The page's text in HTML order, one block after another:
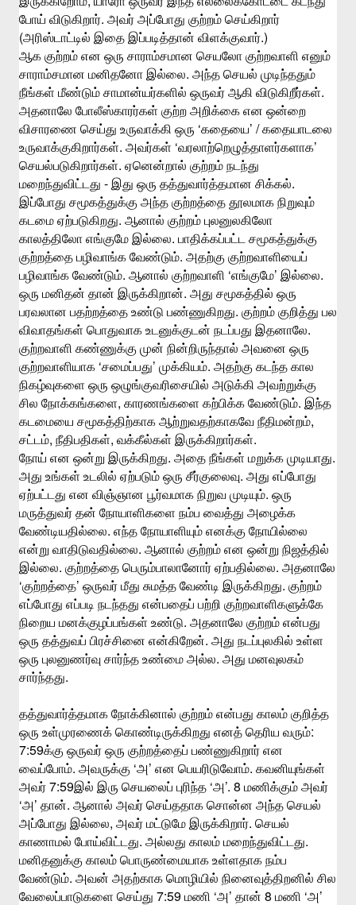
போய் விடுகிறார். அவர் அப்போது குற்றம் செய்கிறார்
(அரிஸ்டாட்டில் இதை இப்படித்தான் விளக்குவார்.)
ஆக குற்றம் என ஒரு சாராம்சமான செயலோ குற்றவாளி எனும்
சாராம்சமான மனிதனோ இல்லை. அந்த செயல் முடிந்ததும்
நீங்கள் மீண்டும் சாமான்யர்களில் ஒருவர் ஆகி விடுகிறீர்கள்.
அதனாலே போலீஸ்காரர்கள் குற்ற அறிக்கை என ஒன்றை
விசாரணை செய்து உருவாக்கி ஒரு ‘கதையை’ /கதையாடலை
உருவாக்குகிறார்கள். அவர்கள் ‘வரலாற்றெழுத்தாளர்களாக’
செயல்படுகிறார்கள். ஏனென்றால் குற்றம் நடந்து
மறைந்துவிட்டது - இது ஒரு தத்துவார்த்தமான சிக்கல்.
இப்போது சமூகத்துக்கு அந்த குற்றத்தை தூலமாக நிறுவும்
கடமை ஏற்படுகிறது. ஆனால் குற்றம் புலனுலகிலோ
காலத்திலோ எங்குமே இல்லை. பாதிக்கப்பட்ட
சமூகத்துக்கு
குற்றத்தை பழிவாங்க வேண்டும். அதற்கு குற்றவாளியைப்
பழிவாங்க வேண்டும். ஆனால் குற்றவாளி ‘எங்குமே’ இல்லை.
ஒரு மனிதன் தான் இருக்கிறான். அது சமூகத்தில் ஒரு
பரவலான பதற்றத்தை உண்டு பண்ணுகிறது. குற்றம் குறித்து பல
விவாதங்கள் பொதுவாக உடனுக்குடன் நடப்பது இதனாலே.
குற்றவாளி கண்ணுக்கு முன் நின்றிருந்தால் அவனை ஒரு
குற்றவாளியாக ‘சமைப்பது’ முக்கியம். அதற்கு கடந்த கால
நிகழ்வுகளை ஒரு ஒழுங்குவரிசையில் அடுக்கி அவற்றுக்கு
சில நோக்கங்களை, காரணங்களை கற்பிக்க வேண்டும். இந்த
கடமையை சமூகத்திற்காக ஆற்றுவதற்காகவே நீதிமன்றம்,
சட்டம், நீதிபதிகள், வக்கீல்கள் இருக்கிறார்கள்.
நோய் என ஒன்று இருக்கிறது. அதை நீங்கள் மறுக்க முடியாது.
அது உங்கள் உடலில் ஏற்படும் ஒரு சீர்குலைவு. அது எப்போது
ஏற்பட்டது என விஞ்ஞான பூர்வமாக நிறுவ முடியும். ஒரு
மருத்துவர் தன் நோயாளிகளை நம்ப வைத்து அழைக்க
வேண்டியதில்லை. எந்த நோயாளியும் எனக்கு நோயில்லை
என்று வாதிடுவதில்லை. ஆனால் குற்றம் என ஒன்று நிஜத்தில்
இல்லை. குற்றத்தை பெரும்பாலானோர் ஏற்பதில்லை. அதனாலே
‘குற்றத்தை’ ஒருவர் மீது சுமத்த வேண்டி இருக்கிறது. குற்றம்
எப்போது எப்படி நடந்தது என்பதைப் பற்றி குற்றவாளிகளுக்கே
நிறைய மனக்குழப்பங்கள் உண்டு. அதனாலே குற்றம் என்பது
ஒரு தத்துவப் பிரச்சினை என்கிறேன். அது நடப்புலகில் உள்ள
ஒரு புலனுணர்வு சார்ந்த உண்மை அல்ல. அது மனவுலகம்
சார்ந்தது.
தத்துவார்த்தமாக நோக்கினால் குற்றம் என்பது காலம் குறித்த
ஒரு உள்முரணைக் கொண்டிருக்கிறது எனத் தெரிய வரும்:
7:59க்கு ஒருவர் ஒரு குற்றத்தைப் பண்ணுகிறார் என
வைப்போம். அவருக்கு ‘அ’ என பெயரிடுவோம். கவனியுங்கள்
அவர் 7:59இல் இரு செயலைப் புரிந்த ‘அ’. 8 மணிக்கும் அவர்
‘அ’ தான். ஆனால் அவர் செய்ததாக சொன்ன அந்த செயல்
அப்போது இல்லை, அவர் மட்டுமே இருக்கிறார். செயல்
காணாமல் போய்விட்டது. அல்லது காலம் மறைந்துவிட்டது.
மனிதனுக்கு காலம் பொருண்மையாக உள்ளதாக நம்ப
வேண்டும். அவன் அதற்காக மொழியில் நினைவுத்திறனில் சில
வேலைப்பாடுகளை செய்து 7:59 மணி ‘அ’ தான் 8 மணி ‘அ’